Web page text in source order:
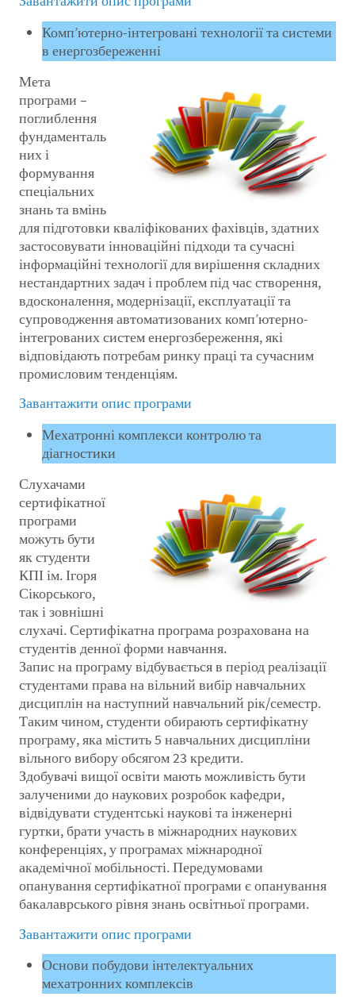
Комп’ютерно-інтегровані технології та системи
в енергозбереженні
Мета
програми –
поглиблення
фундаменталь
них і
формування
спеціальних
знань та вмінь
для підготовки кваліфікованих фахівців, здатних
застосовувати інноваційні підходи та сучасні
інформаційні технології для вирішення складних
нестандартних задач і проблем під час створення,
вдосконалення, модернізації, експлуатації та
супроводження автоматизованих комп’ютерно-
інтегрованих систем енергозбереження, які
відповідають потребам ринку праці та сучасним
промисловим тенденціям.
Завантажити опис програми
Мехатронні комплекси контролю та
діагностики
Слухачами
сертифікатної
програми
можуть бути
як студенти
КПІ ім. Ігоря
Сікорського,
так і зовнішні
слухачі. Сертифікатна програма розрахована на
студентів денної форми навчання.
Запис на програму відбувається в період реалізації
студентами права на вільний вибір навчальних
дисциплін на наступний навчальний рік/семестр.
Таким чином, студенти обирають сертифікатну
програму, яка містить 5 навчальних дисципліни
вільного вибору обсягом 23 кредити.
Здобувачі вищої освіти мають можливість бути
залученими до наукових розробок кафедри,
відвідувати студентські наукові та інженерні
гуртки, брати участь в міжнародних наукових
конференціях, у програмах міжнародної
академічної мобільності. Передумовами
опанування сертифікатної програми є опанування
бакалаврського рівня знань освітньої програми.
Завантажити опис програми
Основи побудови інтелектуальних
мехатронних комплексів